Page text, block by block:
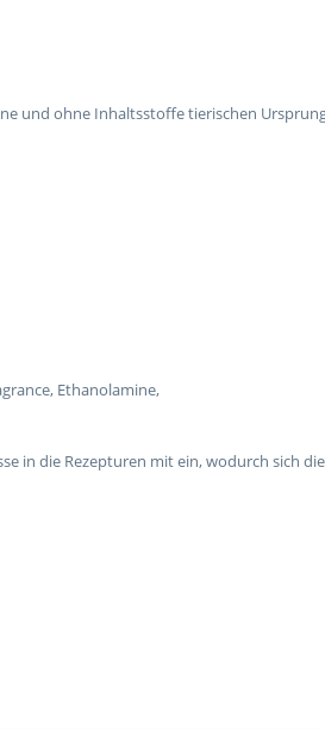
und ohne Inhaltsstoffe tierischen
Ethanolamine,
in die Rezepturen mit ein, wodurch sich die